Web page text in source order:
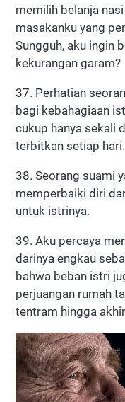
memilih belanja
masakanku yang
Sungguh, aku ingin
kekurangan garam?
37. Perhatian
bagi kebahagiaan
cukup hanya sekali
terbitkan setiap hari.
38. Seorang suami
memperbaiki diri
untuk istrinya.
39. Aku percaya
darinya engkau
bahwa beban istri
perjuangan rumah
tentram hingga